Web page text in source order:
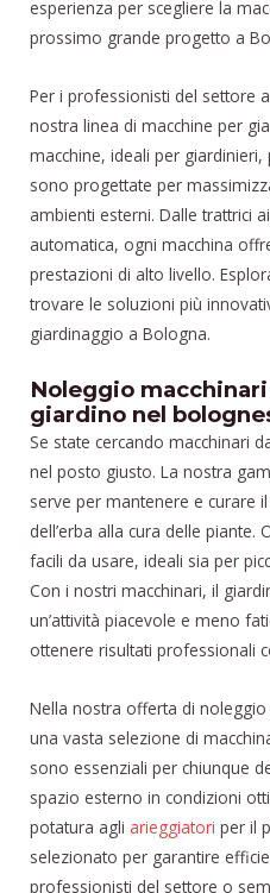
esperienza per scegliere la
prossimo grande progetto a
Per i professionisti del settore
nostra linea di macchine per
macchine, ideali per
sono progettate per
ambienti esterni. Dalle trattrici
automatica, ogni macchina
prestazioni di alto livello.
trovare le soluzioni più
giardinaggio a Bologna.
Noleggio
giardino nel
Se state cercando macchinari
nel posto giusto. La nostra
serve per mantenere e curare
dell’erba alla cura delle
facili da usare, ideali sia per
Con i nostri macchinari, il
un’attività piacevole e meno
ottenere risultati professionali
Nella nostra offerta di
una vasta selezione di
sono essenziali per chiunque
spazio esterno in condizioni
potatura agli arieggiatori per il
selezionato per garantire
professionisti del settore o